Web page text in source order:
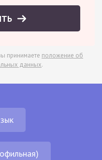
принимаете положение об
данных.